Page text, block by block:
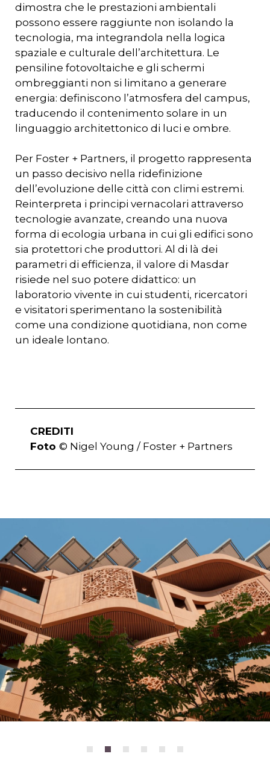
dimostra che le prestazioni ambientali
possono essere raggiunte non isolando la
tecnologia, ma integrandola nella logica
spaziale e culturale dell’architettura. Le
pensiline fotovoltaiche e gli schermi
ombreggianti non si limitano a generare
energia: definiscono l’atmosfera del campus,
traducendo il contenimento solare in un
linguaggio architettonico di luci e ombre.
Per Foster + Partners, il progetto rappresenta
un passo decisivo nella ridefinizione
dell’evoluzione delle città con climi estremi.
Reinterpreta i principi vernacolari attraverso
tecnologie avanzate, creando una nuova
forma di ecologia urbana in cui gli edifici sono
sia protettori che produttori. Al di là dei
parametri di efficienza, il valore di Masdar
risiede nel suo potere didattico: un
laboratorio vivente in cui studenti, ricercatori
e visitatori sperimentano la sostenibilità
come una condizione quotidiana, non come
un ideale lontano.
CREDITI
Foto © Nigel Young / Foster + Partners